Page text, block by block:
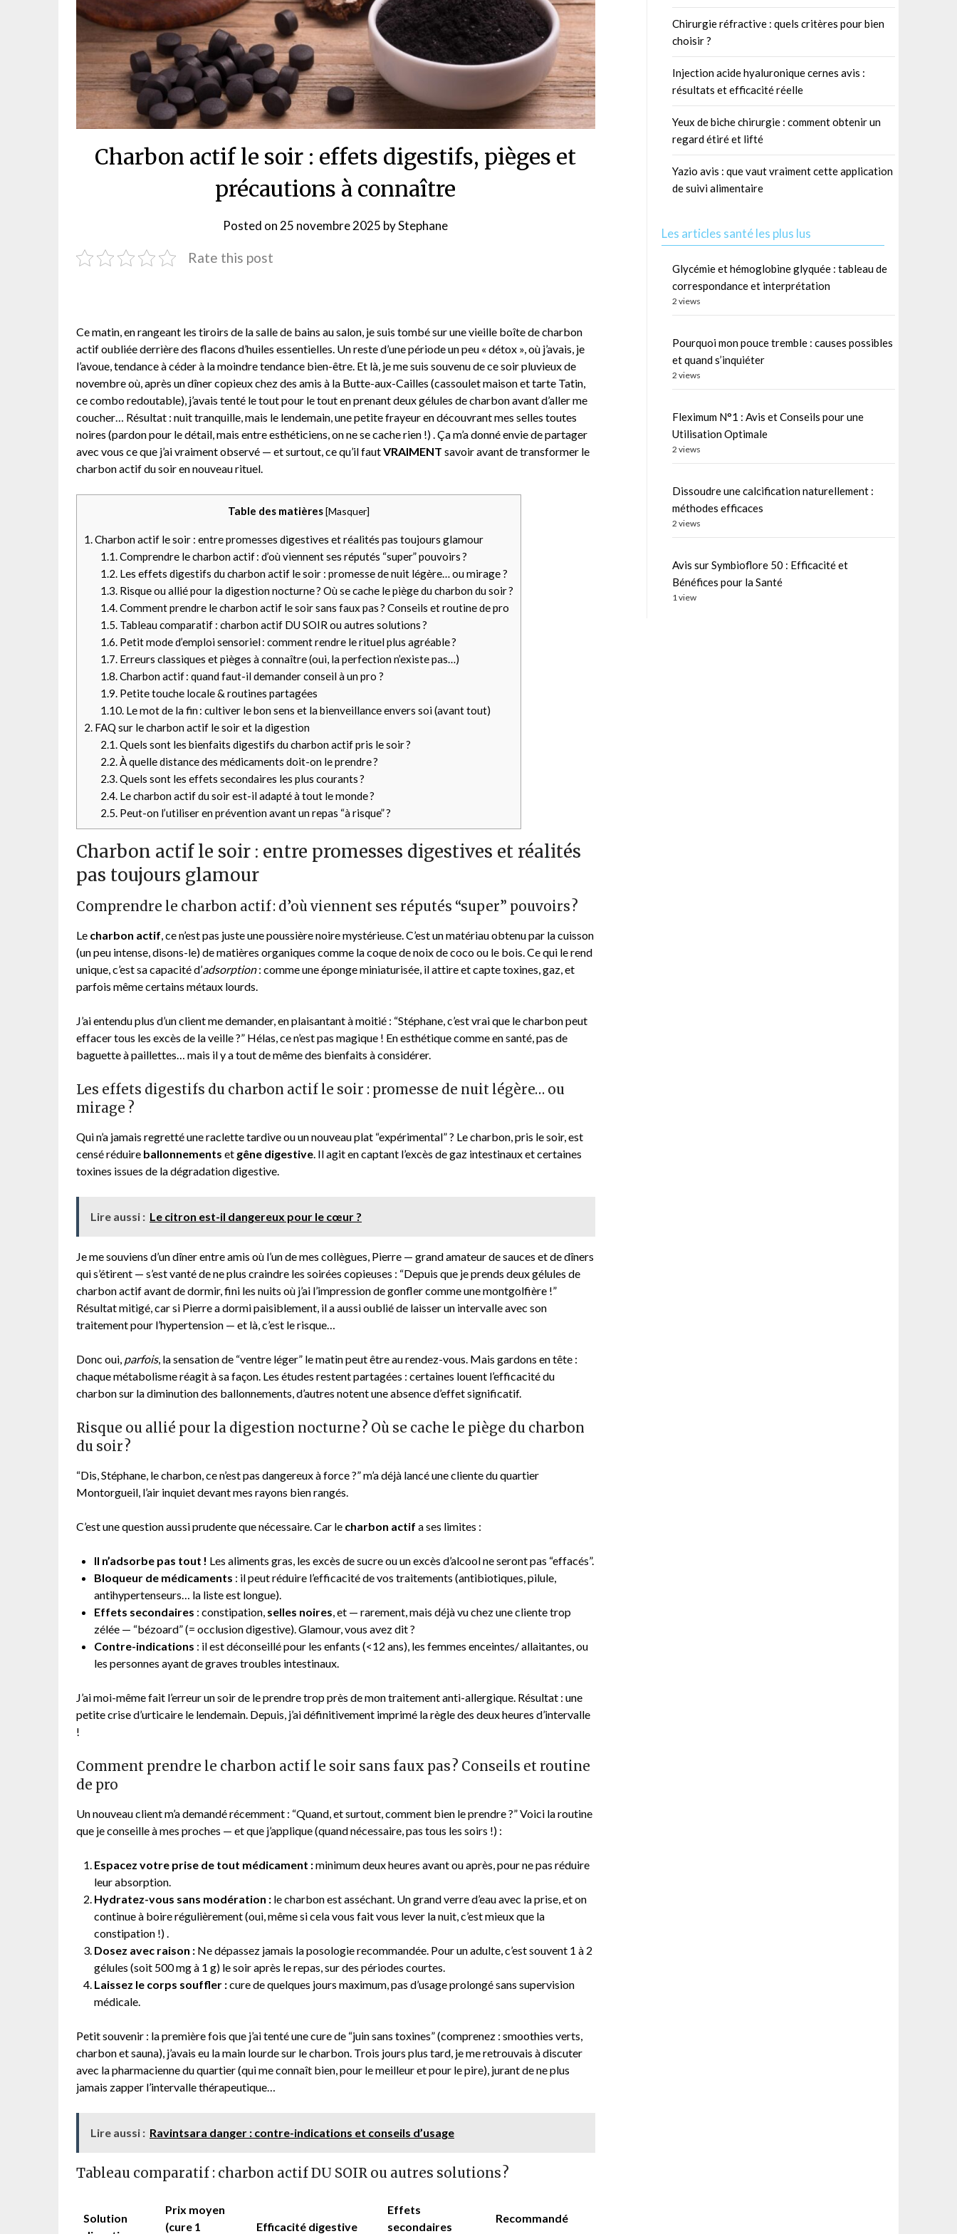
Charbon actif le soir : effets digestifs, pièges et
précautions à connaître
Posted on 25 novembre 2025 byStephane
Rate this post
Ce matin, en rangeant les tiroirs de la salle de bains au salon, je suis tombé sur une vieille boîte de charbon
actif oubliée derrière des flacons d’huiles essentielles. Un reste d’une période un peu « détox », où j’avais, je
l’avoue, tendance à céder à la moindre tendance bien-être. Et là, je me suis souvenu de ce soir pluvieux de
novembre où, après un dîner copieux chez des amis à la Butte-aux-Cailles (cassoulet maison et tarte Tatin,
ce combo redoutable), j’avais tenté le tout pour le tout en prenant deux gélules de charbon avant d’aller me
coucher… Résultat : nuit tranquille, mais le lendemain, une petite frayeur en découvrant mes selles toutes
noires (pardon pour le détail, mais entre esthéticiens, on ne se cache rien !) . Ça m’a donné envie de partager
avec vous ce que j’ai vraiment observé — et surtout, ce qu’il fautVRAIMENT savoir avant de transformer le
charbon actif du soir en nouveau rituel.
Table des matières[Masquer]
1.Charbon actif le soir : entre promesses digestives et réalités pas toujours glamour
1.1.Comprendre le charbon actif : d’où viennent ses réputés “super” pouvoirs ?
1.2.Les effets digestifs du charbon actif le soir : promesse de nuit légère… ou mirage ?
1.3.Risque ou allié pour la digestion nocturne ? Où se cache le piège du charbon du soir ?
1.4.Comment prendre le charbon actif le soir sans faux pas ? Conseils et routine de pro
1.5.Tableau comparatif : charbon actif DU SOIR ou autres solutions ?
1.6.Petit mode d’emploi sensoriel : comment rendre le rituel plus agréable ?
1.7.Erreurs classiques et pièges à connaître (oui, la perfection n’existe pas…)
1.8.Charbon actif : quand faut-il demander conseil à un pro ?
1.9.Petite touche locale & routines partagées
1.10.Le mot de la fin : cultiver le bon sens et la bienveillance envers soi (avant tout)
2. FAQ sur le charbon actif le soir et la digestion
2.1.Quels sont les bienfaits digestifs du charbon actif pris le soir ?
2.2.À quelle distance des médicaments doit-on le prendre ?
2.3.Quels sont les effets secondaires les plus courants ?
2.4.Le charbon actif du soir est-il adapté à tout le monde ?
2.5.Peut-on l’utiliser en prévention avant un repas “à risque” ?
Charbon actif le soir : entre promesses digestives et réalités
pas toujours glamour
Comprendre le charbon actif : d’où viennent ses réputés “super” pouvoirs ?
Le charbon actif, ce n’est pas juste une poussière noire mystérieuse. C’est un matériau obtenu par la cuisson
(un peu intense, disons-le) de matières organiques comme la coque de noix de coco ou le bois. Ce qui le rend
unique, c’est sa capacité d’adsorption: comme une éponge miniaturisée, il attire et capte toxines, gaz, et
parfois même certains métaux lourds.
J’ai entendu plus d’un client me demander, en plaisantant à moitié : “Stéphane, c’est vrai que le charbon peut
effacer tous les excès de la veille ?” Hélas, ce n’est pas magique ! En esthétique comme en santé, pas de
baguette à paillettes… mais il y a tout de même des bienfaits à considérer.
Les effets digestifs du charbon actif le soir : promesse de nuit légère… ou
mirage ?
Qui n’a jamais regretté une raclette tardive ou un nouveau plat “expérimental” ? Le charbon, pris le soir, est
censé réduire ballonnements et gêne digestive. Il agit en captant l’excès de gaz intestinaux et certaines
toxines issues de la dégradation digestive.
Lire aussi : Le citron est-il dangereux pour le cœur ?
Je me souviens d’un dîner entre amis où l’un de mes collègues, Pierre — grand amateur de sauces et de dîners
qui s’étirent — s’est vanté de ne plus craindre les soirées copieuses : “Depuis que je prends deux gélules de
charbon actif avant de dormir, fini les nuits où j’ai l’impression de gonfler comme une montgolfière !”
Résultat mitigé, car si Pierre a dormi paisiblement, il a aussi oublié de laisser un intervalle avec son
traitement pour l’hypertension — et là, c’est le risque…
Donc oui, parfois, la sensation de “ventre léger” le matin peut être au rendez-vous. Mais gardons en tête :
chaque métabolisme réagit à sa façon. Les études restent partagées : certaines louent l’efficacité du
charbon sur la diminution des ballonnements, d’autres notent une absence d’effet significatif.
Risque ou allié pour la digestion nocturne ? Où se cache le piège du charbon
du soir ?
“Dis, Stéphane, le charbon, ce n’est pas dangereux à force ?” m’a déjà lancé une cliente du quartier
Montorgueil, l’air inquiet devant mes rayons bien rangés.
C’est une question aussi prudente que nécessaire. Car le charbon actif a ses limites :
Il n’adsorbe pas tout ! Les aliments gras, les excès de sucre ou un excès d’alcool ne seront pas “effacés”.
Bloqueur de médicaments : il peut réduire l’efficacité de vos traitements (antibiotiques, pilule,
antihypertenseurs… la liste est longue).
Effets secondaires : constipation, selles noires, et — rarement, mais déjà vu chez une cliente trop
zélée — “bézoard” (= occlusion digestive). Glamour, vous avez dit ?
Contre-indications : il est déconseillé pour les enfants (<12 ans), les femmes enceintes/ allaitantes, ou
les personnes ayant de graves troubles intestinaux.
J’ai moi-même fait l’erreur un soir de le prendre trop près de mon traitement anti-allergique. Résultat : une
petite crise d’urticaire le lendemain. Depuis, j’ai définitivement imprimé la règle des deux heures d’intervalle
!
Comment prendre le charbon actif le soir sans faux pas ? Conseils et routine
de pro
Un nouveau client m’a demandé récemment : “Quand, et surtout, comment bien le prendre ?” Voici la routine
que je conseille à mes proches — et que j’applique (quand nécessaire, pas tous les soirs !) :
Espacez votre prise de tout médicament :minimum deux heures avant ou après, pour ne pas réduire
leur absorption.
Hydratez-vous sans modération : le charbon est asséchant. Un grand verre d’eau avec la prise, et on
continue à boire régulièrement (oui, même si cela vous fait vous lever la nuit, c’est mieux que la
constipation !) .
Dosez avec raison : Ne dépassez jamais la posologie recommandée. Pour un adulte, c’est souvent 1 à 2
gélules (soit 500 mg à 1 g) le soir après le repas, sur des périodes courtes.
Laissez le corps souffler :cure de quelques jours maximum, pas d’usage prolongé sans supervision
médicale.
Petit souvenir : la première fois que j’ai tenté une cure de “juin sans toxines” (comprenez : smoothies verts,
charbon et sauna), j’avais eu la main lourde sur le charbon. Trois jours plus tard, je me retrouvais à discuter
avec la pharmacienne du quartier (qui me connaît bien, pour le meilleur et pour le pire), jurant de ne plus
jamais zapper l’intervalle thérapeutique…
Lire aussi : Ravintsara danger : contre-indications et conseils d’usage
Tableau comparatif : charbon actif DU SOIR ou autres solutions ?
Solution
Prix moyen
(cure 1
Efficacité digestive
Effets
secondaires
Recommandé
Chirurgie réfractive : quels critères pour bien
choisir ?
Injection acide hyaluronique cernes avis :
résultats et efficacité réelle
Yeux de biche chirurgie : comment obtenir un
regard étiré et lifté
Yazio avis : que vaut vraiment cette application
de suivi alimentaire
Les articles santé les plus lus
Glycémie et hémoglobine glyquée : tableau de
correspondance et interprétation
2 views
Pourquoi mon pouce tremble : causes possibles
et quand s’inquiéter
2 views
Fleximum N°1 : Avis et Conseils pour une
Utilisation Optimale
2 views
Dissoudre une calcification naturellement :
méthodes efficaces
2 views
Avis sur Symbioflore 50 : Efficacité et
Bénéfices pour la Santé
1 view